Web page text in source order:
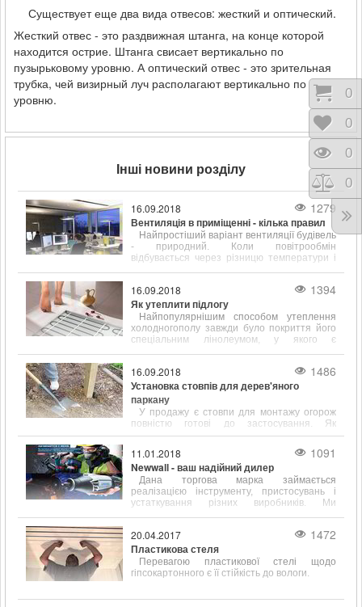
Существует еще два вида отвесов: жесткий и оптический.
Жесткий отвес - это раздвижная штанга, на конце которой
находится острие. Штанга свисает вертикально по
пузырьковому уровню. А оптический отвес - это зрительная
трубка, чей визирный луч располагают вертикально по
уровню.
Інші новини розділу
16.09.2018 1279
Вентиляція в приміщенні - кілька правил
Найпростіший варіант вентиляції будівель
- природний. Коли повітрообмін
відбувається через різницю температури і
16.09.2018 1394
Як утеплити підлогу
Найпопулярнішим способом утеплення
холодногополу завжди було покриття його
спеціальним лінолеумом, у якого є
16.09.2018 1486
Установка стовпів для дерев'яного
паркану
У продажу є стовпи для монтажу огорож
повністю готові до застосування. Як
правило, вони вже покриті спеціальними
антигрибковими і ізолюючими складами.
11.01.2018 1091
Newwall - ваш надійний дилер
Дана торгова марка займається
реалізацією інструменту, пристосувань і
устаткування різних виробників. Ми
20.04.2017 1472
Пластикова стеля
Перевагою пластикової стелі щодо
гіпсокартонного є її стійкість до вологи.
0
0
0
0